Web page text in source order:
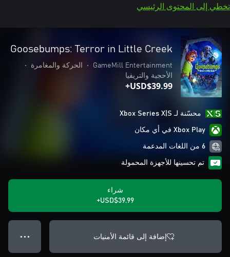
تخطي إلى المحتوى الرئيسي
Goosebumps: Terror in Little Creek
GameMill Entertainment
• الحركة والمغامرة
•
الأحجية والتريفيا
USD$39.99+
محسّنة لـ Xbox Series X|S
Xbox Play في أي مكان
6 من اللغات المدعمة
تم تحسينها للأجهزة المحمولة
شراء
USD$39.99+
إضافة إلى قائمة الأمنيات ● ● ●